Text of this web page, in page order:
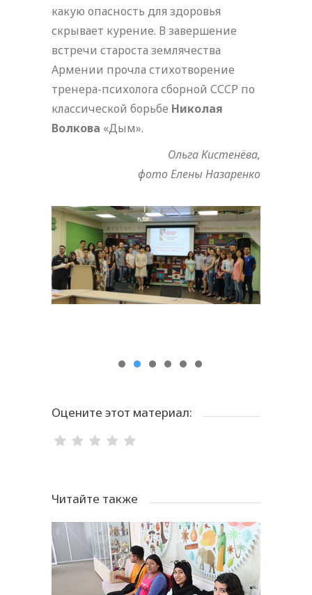
какую опасность для здоровья
скрывает курение. В завершение
встречи староста землячества
Армении прочла стихотворение
тренера-психолога сборной СССР по
классической борьбе Николая
Волкова «Дым».
Ольга Кистенёва,
фото Елены Назаренко
Оцените этот материал:
Читайте также